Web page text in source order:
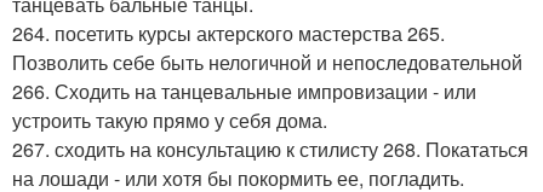
264. посетить курсы актерского мастерства 265.
Позволить себе быть нелогичной и непоследовательной
266. Сходить на танцевальные импровизации - или
устроить такую прямо у себя дома.
267. сходить на консультацию к стилисту 268. Покататься
на лошади - или хотя бы покормить ее, погладить.